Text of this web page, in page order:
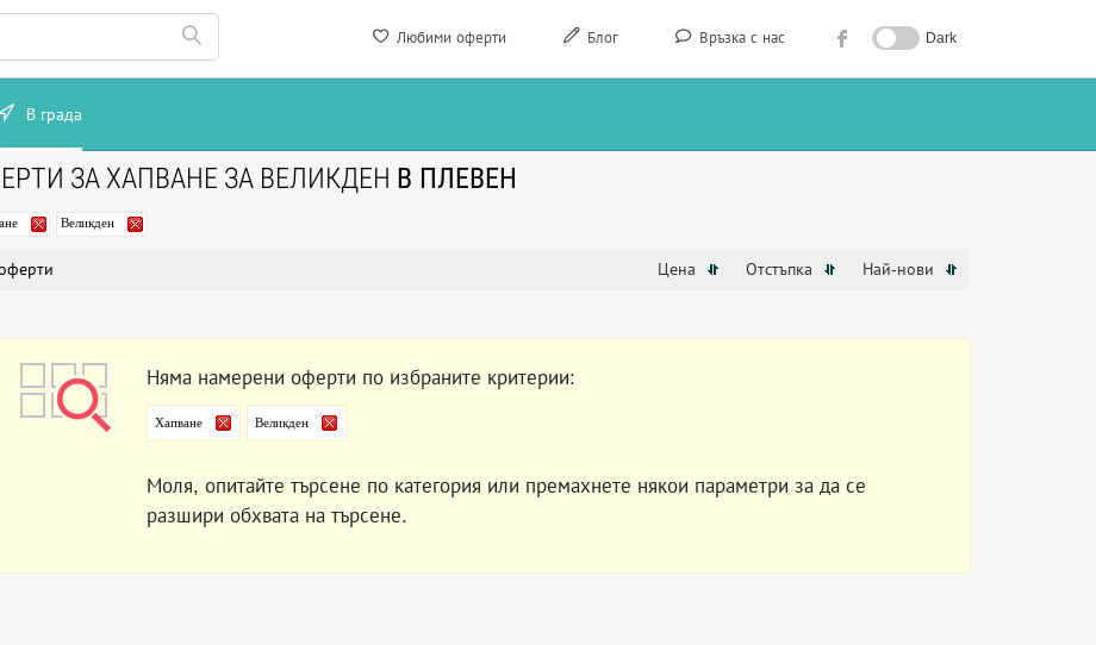
Любими оферти Блог Връзка с нас Dark
В града
ЗА ХАПВАНЕ ЗА ВЕЛИКДЕН В ПЛЕВЕН
Великден
Цена Отстъпка Най-нови
Няма намерени оферти по избраните критерии:
Хапване Великден
Моля, опитайте търсене по категория или премахнете някои параметри за да се
разшири обхвата на търсене.